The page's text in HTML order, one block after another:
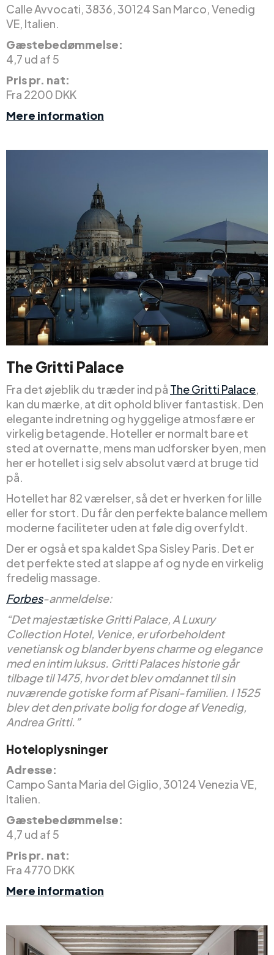
Calle Avvocati, 3836, 30124 San Marco, Venedig
VE, Italien.
Gæstebedømmelse:
4,7 ud af 5
Pris pr. nat:
Fra 2200 DKK
Mere information
The Gritti Palace
Fra det øjeblik du træder ind på The Gritti Palace,
kan du mærke, at dit ophold bliver fantastisk. Den
elegante indretning og hyggelige atmosfære er
virkelig betagende. Hoteller er normalt bare et
sted at overnatte, mens man udforsker byen, men
her er hotellet i sig selv absolut værd at bruge tid
på.
Hotellet har 82 værelser, så det er hverken for lille
eller for stort. Du får den perfekte balance mellem
moderne faciliteter uden at føle dig overfyldt.
Der er også et spa kaldet Spa Sisley Paris. Det er
det perfekte sted at slappe af og nyde en virkelig
fredelig massage.
Forbes-anmeldelse:
“Det majestætiske Gritti Palace, A Luxury
Collection Hotel, Venice, er uforbeholdent
venetiansk og blander byens charme og elegance
med en intim luksus. Gritti Palaces historie går
tilbage til 1475, hvor det blev omdannet til sin
nuværende gotiske form af Pisani-familien. I 1525
blev det den private bolig for doge af Venedig,
Andrea Gritti.”
Hoteloplysninger
Adresse:
Campo Santa Maria del Giglio, 30124 Venezia VE,
Italien.
Gæstebedømmelse:
4,7 ud af 5
Pris pr. nat:
Fra 4770 DKK
Mere information